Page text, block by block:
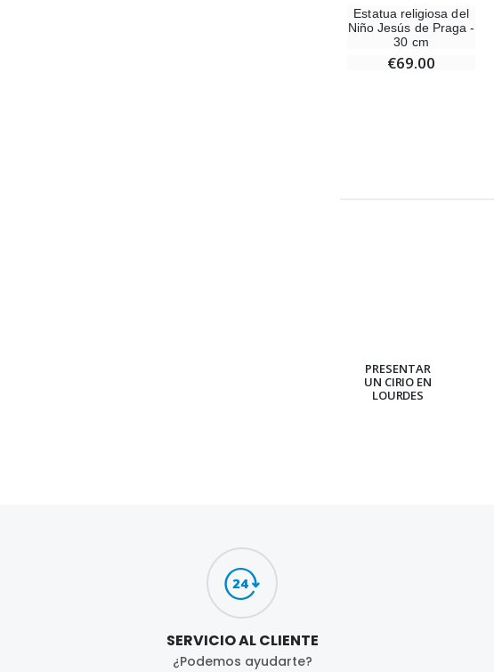
Estatua religiosa del
Niño Jesús de Praga -
30 cm
€69.00
PRESENTAR
UN CIRIO EN
LOURDES
SERVICIO AL CLIENTE
¿Podemos ayudarte?